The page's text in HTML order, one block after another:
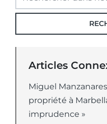
Articles
Miguel
propriété à
imprudence »